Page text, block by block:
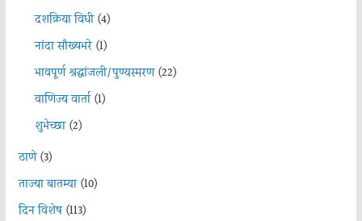
दशक्रिया विधी(4)
नांदा सौख्यभरे(1)
भावपूर्ण श्रद्धांजली/पुण्यस्मरण(22)
वाणिज्य वार्ता(1)
शुभेच्छा(2)
ठाणे(3)
ताज्या बातम्या(10)
दिन विशेष(113)